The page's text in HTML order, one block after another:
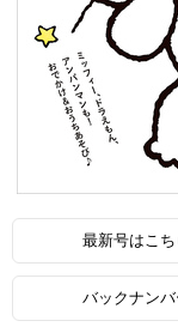
最新号はこち
バックナンバ